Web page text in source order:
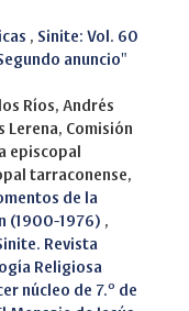
, Sinite: Vol. 60
anuncio"
Ríos, Andrés
Lerena, Comisión
episcopal
tarraconense,
de la
(1900-1976) ,
Revista
Religiosa
núcleo de 7.º de